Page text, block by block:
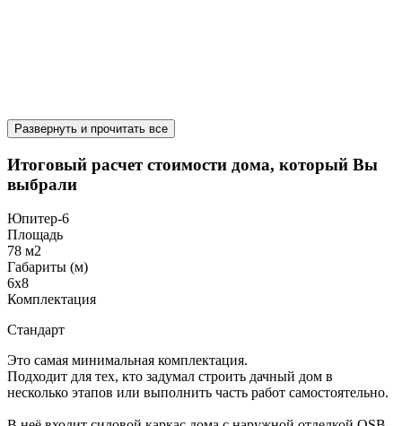
Развернуть и прочитать все
Итоговый расчет стоимости дома, который Вы
выбрали
Юпитер-6
Площадь
78 м2
Габариты (м)
6х8
Комплектация
Стандарт
Это самая минимальная комплектация.
Подходит для тех, кто задумал строить дачный дом в
несколько этапов или выполнить часть работ самостоятельно.